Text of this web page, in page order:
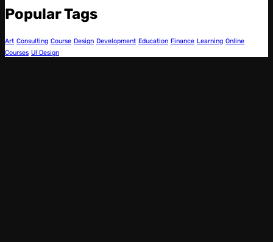
Popular Tags
Art Consulting Course Design Development Education Finance Learning Online
Courses UI Design